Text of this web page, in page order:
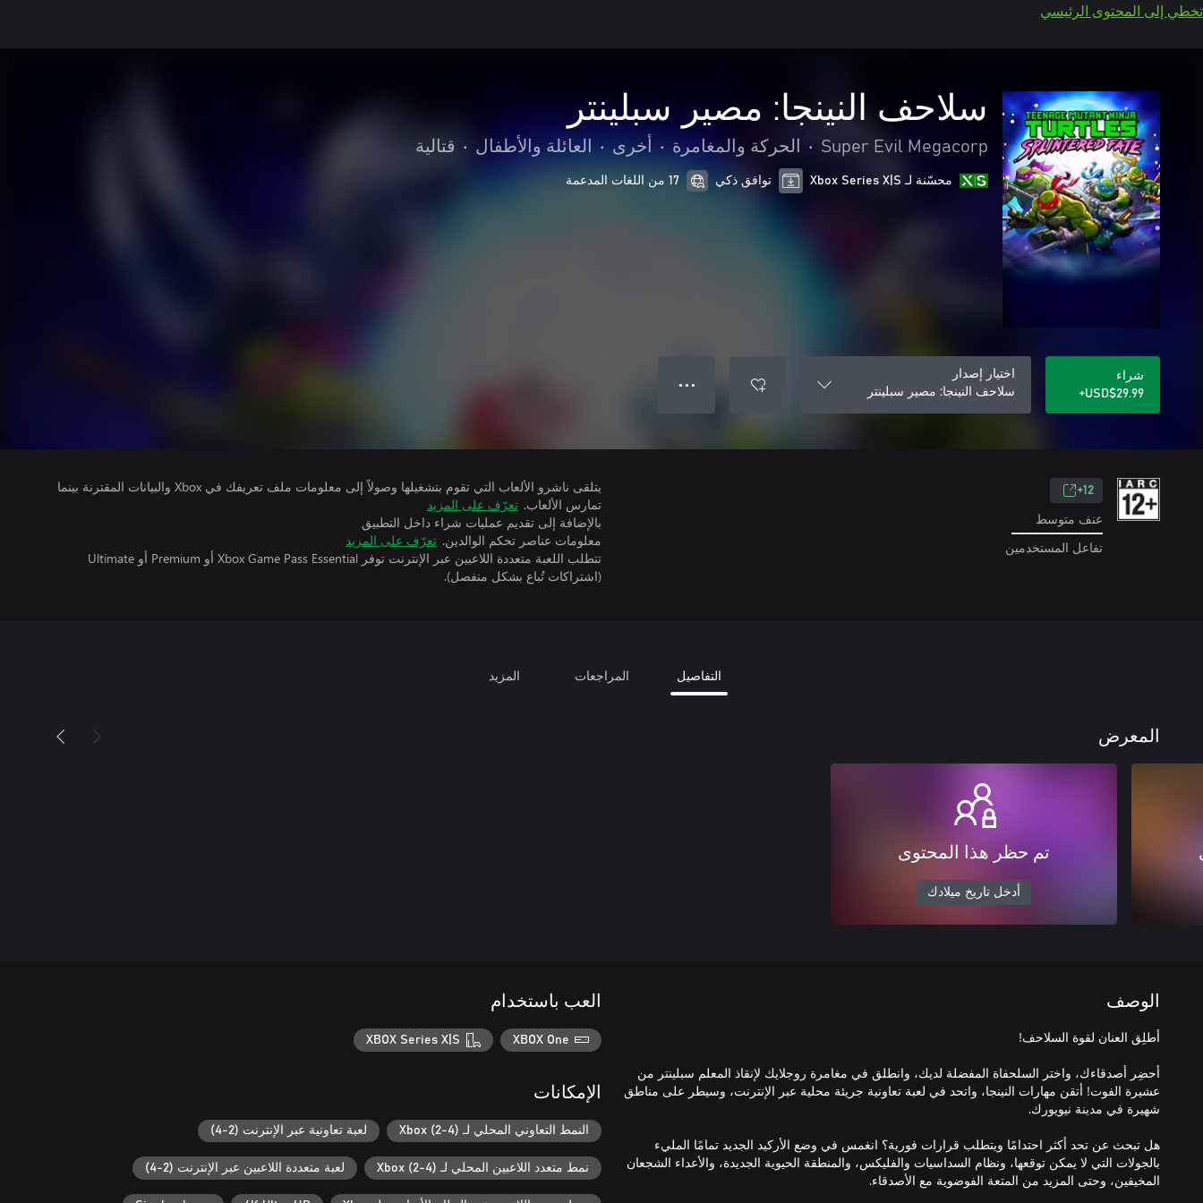
تخطي إلى المحتوى الرئيسي
سلاحف النينجا: مصير سبلينتر
Super Evil Megacorp
• الحركة والمغامرة • أخرى • العائلة والأطفال • قتالية
محسّنة لـ Xbox Series X|S توافق ذكي 17 من اللغات المدعمة
شراء
USD$29.99+
اختيار إصدار
سلاحف النينجا: مصير سبلينتر
● ● ●
12+
عنف متوسط
تفاعل المستخدمين
يتلقى ناشرو الألعاب التي تقوم بتشغيلها وصولاً إلى معلومات ملف تعريفك في Xbox والبيانات المقترنة بينما
تمارس الألعاب. تعرّف على المزيد
بالإضافة إلى تقديم عمليات شراء داخل التطبيق
معلومات عناصر تحكم الوالدين. تعرّف على المزيد
تتطلب اللعبة متعددة اللاعبين عبر الإنترنت توفر Xbox Game Pass Essential أو Premium أو Ultimate
(اشتراكات تُباع بشكل منفصل).
التفاصيل المراجعات المزيد
المعرض
تم حظر هذا المحتوى
أدخل تاريخ ميلادك
الوصف
أحضِر أصدقاءك، واختر السلحفاة المفضلة لديك، وانطلق في مغامرة روجلايك لإنقاذ المعلم سبلينتر من
عشيرة الفوت! أتقن مهارات النينجا، واتحد في لعبة تعاونية جريئة محلية عبر الإنترنت، وسيطر على مناطق
هل تبحث عن تحد أكثر احتدامًا ويتطلب قرارات فورية؟ انغمس في وضع الأركيد الجديد تمامًا المليء
بالجولات التي لا يمكن توقعها، ونظام السداسيات والفليكس، والمنطقة الحيوية الجديدة، والأعداء الشجعان
العب باستخدام
XBOX One
XBOX Series X|S
الإمكانات
النمط التعاوني المحلي لـ Xbox (2-4) لعبة تعاونية عبر الإنترنت (2-4)
نمط متعدد اللاعبين المحلي لـ Xbox (2-4) لعبة متعددة اللاعبين عبر الإنترنت (2-4)